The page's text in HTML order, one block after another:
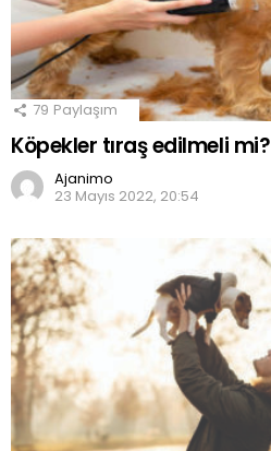
79 Paylaşım
Köpekler tıraş edilmeli mi?
Ajanimo
23 Mayıs 2022, 20:54